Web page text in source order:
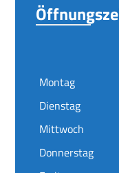
Montag
Dienstag
Mittwoch
Donnerstag